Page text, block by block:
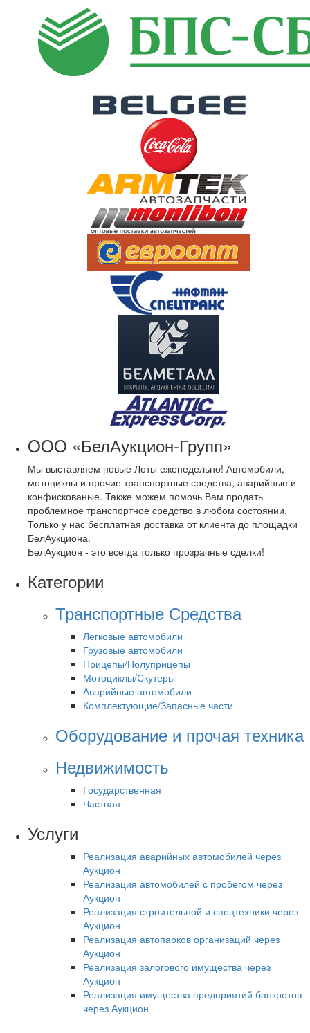
OOO «БелАукцион-Групп»
Мы выставляем новые Лоты еженедельно! Автомобили,
мотоциклы и прочие транспортные средства, аварийные и
конфискованые. Также можем помочь Вам продать
проблемное транспортное средство в любом состоянии.
Только у нас бесплатная доставка от клиента до площадки
БелАукциона.
БелАукцион - это всегда только прозрачные сделки!
Категории
Транспортные Средства
Легковые автомобили
Грузовые автомобили
Прицепы/Полуприцепы
Мотоциклы/Скутеры
Аварийные автомобили
Комплектующие/Запасные части
Оборудование и прочая техника
Недвижимость
Государственная
Частная
Услуги
Реализация аварийных автомобилей через
Аукцион
Реализация автомобилей с пробегом через
Аукцион
Реализация строительной и спецтехники через
Аукцион
Реализация автопарков организаций через
Аукцион
Реализация залогового имущества через
Аукцион
Реализация имущества предприятий банкротов
через Аукцион